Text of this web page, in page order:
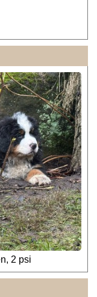
2 psi